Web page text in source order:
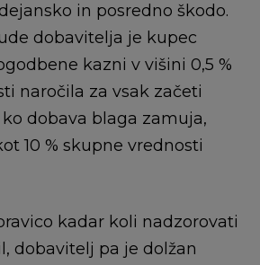
in posredno škodo.
dobavitelja je kupec
kazni v višini 0,5 %
naročila za vsak začeti
dobava blaga zamuja,
10 % skupne vrednosti
kadar koli nadzorovati
dobavitelj pa je dolžan